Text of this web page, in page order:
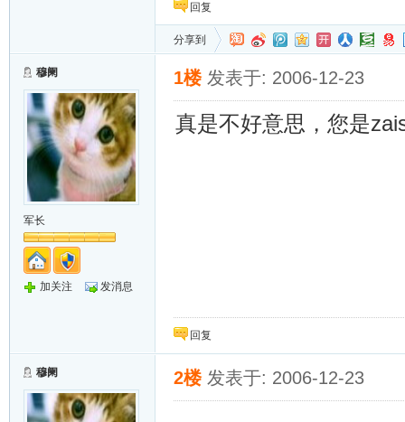
回复
分享到
穆阑
军长
加关注 发消息
1楼 发表于: 2006-12-23
真是不好意思，您是
回复
穆阑 2楼 发表于: 2006-12-23